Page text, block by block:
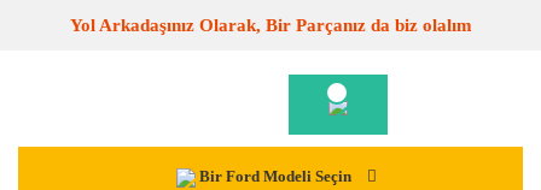
Yol Arkadaşınız Olarak, Bir Parçanız da biz olalım
Bir Ford Modeli Seçin